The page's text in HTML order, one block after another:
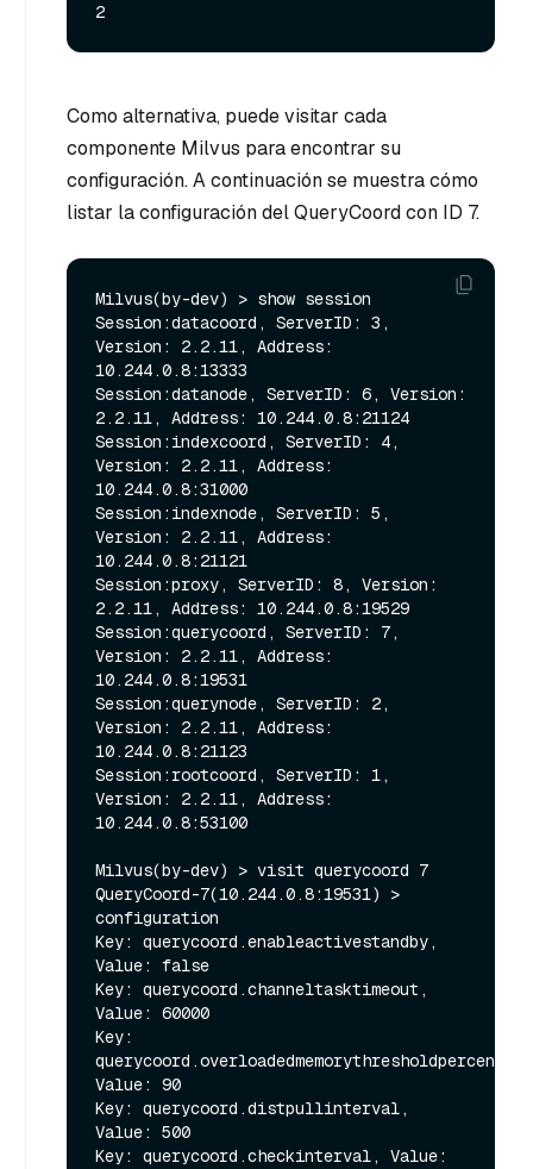
Como alternativa, puede visitar cada
componente Milvus para encontrar su
configuración. A continuación se muestra cómo
listar la configuración del QueryCoord con ID 7.
Milvus(by-dev) > show session
Session:datacoord, ServerID: 3,
Version: 2.2.11, Address:
10.244.0.8:13333
Session:datanode, ServerID: 6, Version:
2.2.11, Address: 10.244.0.8:21124
Session:indexcoord, ServerID: 4,
Version: 2.2.11, Address:
10.244.0.8:31000
Session:indexnode, ServerID: 5,
Version: 2.2.11, Address:
10.244.0.8:21121
Session:proxy, ServerID: 8, Version:
2.2.11, Address: 10.244.0.8:19529
Session:querycoord, ServerID: 7,
Version: 2.2.11, Address:
10.244.0.8:19531
Session:querynode, ServerID: 2,
Version: 2.2.11, Address:
10.244.0.8:21123
Session:rootcoord, ServerID: 1,
Version: 2.2.11, Address:
10.244.0.8:53100
Milvus(by-dev) > visit querycoord 7
QueryCoord-7(10.244.0.8:19531) >
configuration
Key: querycoord.enableactivestandby,
Value: false
Key: querycoord.channeltasktimeout,
Value: 60000
Key:
Value: 90
Key: querycoord.distpullinterval,
Value: 500
Key: querycoord.checkinterval, Value: